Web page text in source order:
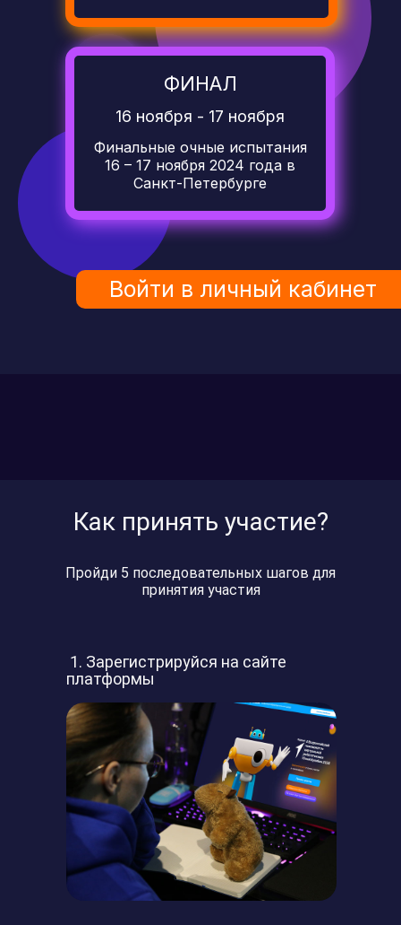
ФИНАЛ
Финальные очные испытания
16 – 17 ноября 2024 года в
Санкт-Петербурге
16 ноября - 17 ноября
Войти в личный кабинет
Как принять участие?
Пройди 5 последовательных шагов для
принятия участия
Зарегистрируйся на сайте
платформы